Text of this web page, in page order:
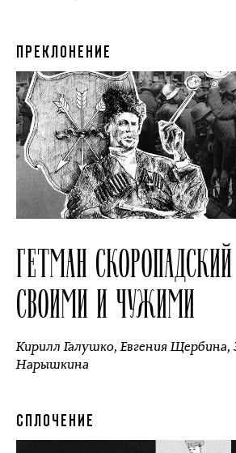
ПРЕКЛОНЕНИЕ
ГЕТМАН
СВОИМИ И ЧУЖИМИ
Кирилл Галушко,Евгения Щербина,
Нарышкина
СПЛОЧЕНИЕ